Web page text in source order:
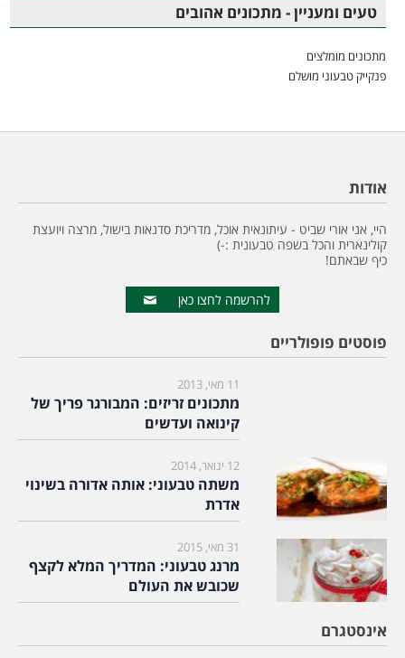
טעים ומעניין - מתכונים אהובים
מתכונים מומלצים
פנקייק טבעוני מושלם
אודות
היי, אני אורי שביט - עיתונאית אוכל, מדריכת סדנאות בישול, מרצה ויועצת
קולינארית והכל בשפה טבעונית :-)
כיף שבאתם!
להרשמה לחצו כאן
פוסטים פופולריים
11 מאי, 2013
מתכונים זריזים: המבורגר פריך של
קינואה ועדשים
12 ינואר, 2014
משתה טבעוני: אותה אדורה בשינוי
אדרת
31 מאי, 2015
מרנג טבעוני: המדריך המלא לקצף
שכובש את העולם
אינסטגרם